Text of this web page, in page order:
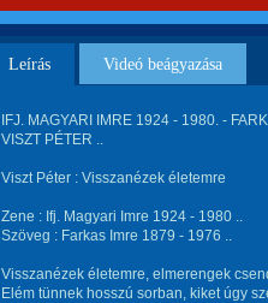
Leírás Videó beágyazása
IFJ. MAGYARI IMRE 1924 - 1980. -
VISZT PÉTER ..
Viszt Péter : Visszanézek életemre
Zene : Ifj. Magyari Imre 1924 - 1980 ..
Szöveg : Farkas Imre 1879 - 1976 ..
Visszanézek életemre, elmerengek
Elém tünnek hosszú sorban, kiket úgy